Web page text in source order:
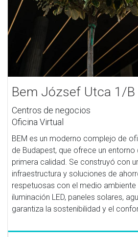
Bem József Utca 1/B
Centros de negocios
Oficina Virtual
BEM es un moderno complejo de
de Budapest, que ofrece un entorno
primera calidad. Se construyó con
infraestructura y soluciones de
respetuosas con el medio
iluminación LED, paneles solares,
garantiza la sostenibilidad y el